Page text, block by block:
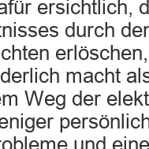
ersichtlich,
durch
macht
Weg der
und